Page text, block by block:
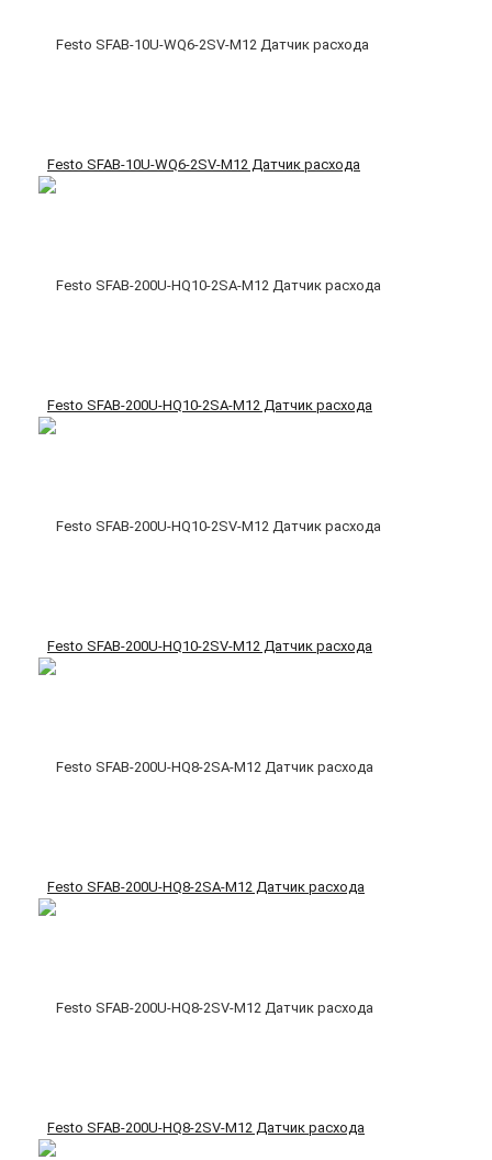
Festo SFAB-10U-WQ6-2SV-M12 Датчик расхода
Festo SFAB-200U-HQ10-2SA-M12 Датчик расхода
Festo SFAB-200U-HQ10-2SV-M12 Датчик расхода
Festo SFAB-200U-HQ8-2SA-M12 Датчик расхода
Festo SFAB-200U-HQ8-2SV-M12 Датчик расхода